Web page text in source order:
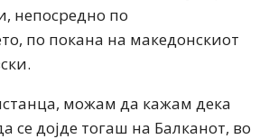
непосредно по
по покана на македонскиот
можам да кажам дека
се дојде тогаш на Балканот, во